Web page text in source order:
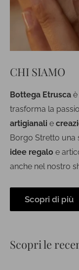
CHI SIAMO
Bottega Etrusca è
trasforma la
artigianali e
Borgo Stretto una
idee regalo e
anche nel nostro
Scopri di più
Scopri le